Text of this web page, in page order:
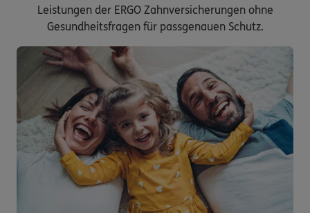
Leistungen der ERGO Zahnversicherungen ohne
Gesundheitsfragen für passgenauen Schutz.